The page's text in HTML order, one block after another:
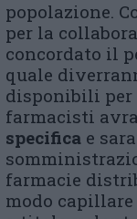
popolazione.
per la
concordato il
quale
disponibili per
farmacisti
specifica e
farmacie
modo